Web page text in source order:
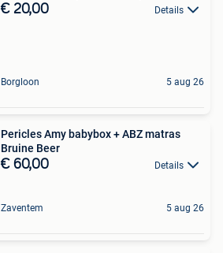
€ 20,00 Details
Borgloon 5 aug 26
Pericles Amy babybox + ABZ matras
Bruine Beer
€ 60,00 Details
Zaventem 5 aug 26